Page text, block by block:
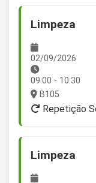
Limpeza
02/09/2026
09:00 - 10:30
B105
Repetição
Limpeza